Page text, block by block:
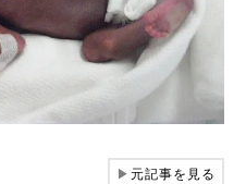
▶元記事を見る